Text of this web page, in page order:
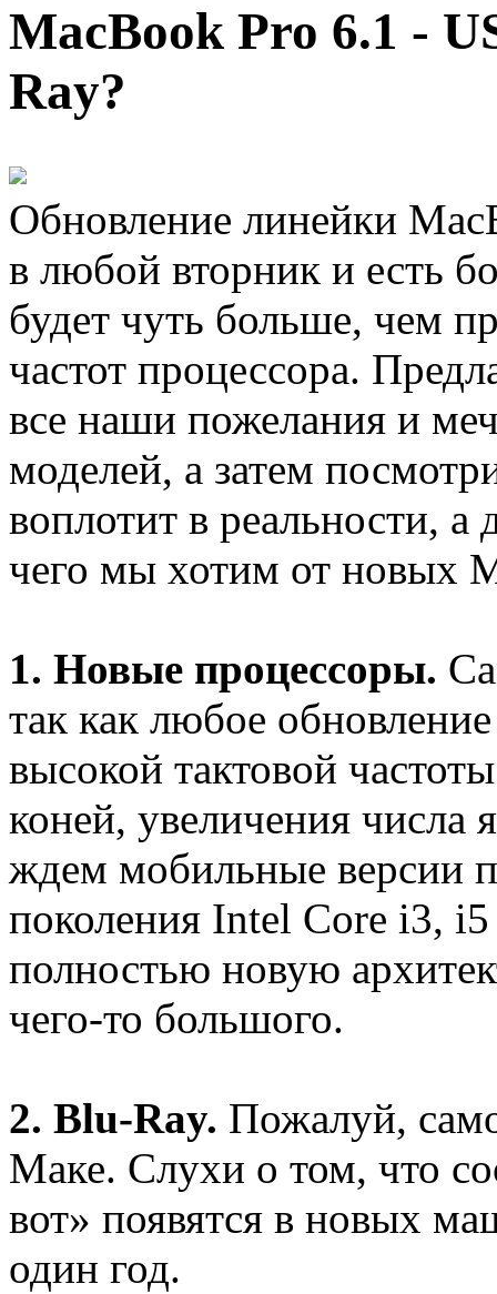
MacBook Pro 6.1 -
Ray?
Обновление линейки
в любой вторник и есть
будет чуть больше, чем
частот процессора.
все наши пожелания и
моделей, а затем
воплотит в реальности,
чего мы хотим от новых
1. Новые процессоры.
так как любое
высокой тактовой
коней, увеличения числа
ждем мобильные версии
поколения Intel Core i3,
полностью новую
чего-то большого.
2. Blu-Ray. Пожалуй,
Маке. Слухи о том, что
вот» появятся в новых
один год.